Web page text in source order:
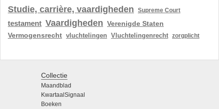
Studie, carrière, vaardigheden Supreme Court
testament Vaardigheden Verenigde Staten
Vermogensrecht vluchtelingen Vluchtelingenrecht zorgplicht
Collectie
Maandblad
KwartaalSignaal
Boeken